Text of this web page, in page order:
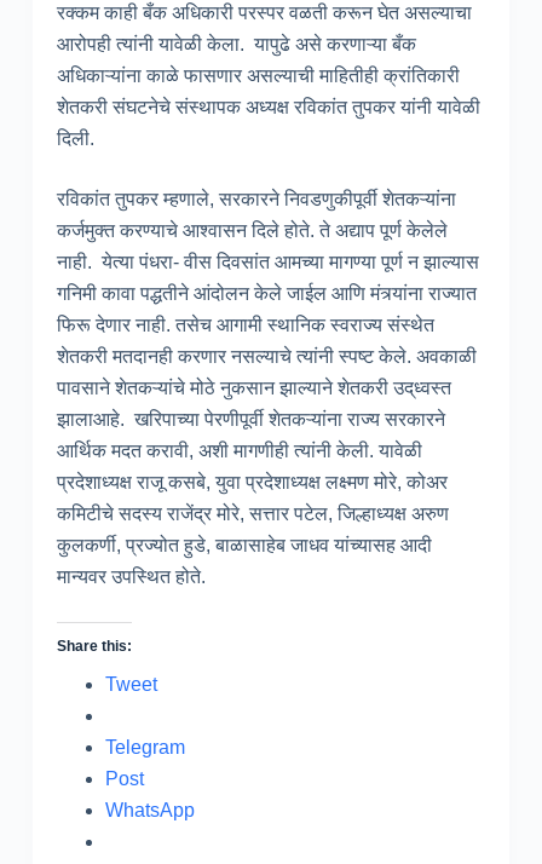
रक्कम काही बँक अधिकारी परस्पर वळती करून घेत असल्याचा
आरोपही त्यांनी यावेळी केला. यापुढे असे करणाऱ्या बँक
अधिकाऱ्यांना काळे फासणार असल्याची माहितीही क्रांतिकारी
शेतकरी संघटनेचे संस्थापक अध्यक्ष रविकांत तुपकर यांनी यावेळी
दिली.
रविकांत तुपकर म्हणाले, सरकारने निवडणुकीपूर्वी शेतकऱ्यांना
कर्जमुक्त करण्याचे आश्वासन दिले होते. ते अद्याप पूर्ण केलेले
नाही. येत्या पंधरा- वीस दिवसांत आमच्या मागण्या पूर्ण न झाल्यास
गनिमी कावा पद्धतीने आंदोलन केले जाईल आणि मंत्र्यांना राज्यात
फिरू देणार नाही. तसेच आगामी स्थानिक स्वराज्य संस्थेत
शेतकरी मतदानही करणार नसल्याचे त्यांनी स्पष्ट केले. अवकाळी
पावसाने शेतकऱ्यांचे मोठे नुकसान झाल्याने शेतकरी उद्‌ध्वस्त
झालाआहे. खरिपाच्या पेरणीपूर्वी शेतकऱ्यांना राज्य सरकारने
आर्थिक मदत करावी, अशी मागणीही त्यांनी केली. यावेळी
प्रदेशाध्यक्ष राजू कसबे, युवा प्रदेशाध्यक्ष लक्ष्मण मोरे, कोअर
कमिटीचे सदस्य राजेंद्र मोरे, सत्तार पटेल, जिल्हाध्यक्ष अरुण
कुलकर्णी, प्रज्योत हुडे, बाळासाहेब जाधव यांच्यासह आदी
मान्यवर उपस्थित होते.
Share this:
Tweet
Telegram
Post
WhatsApp